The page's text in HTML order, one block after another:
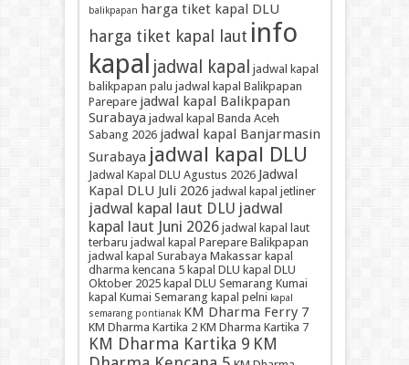
balikpapan harga tiket kapal DLU
harga tiket kapal laut info
kapal jadwal kapal jadwal kapal
balikpapan palu jadwal kapal Balikpapan
Parepare jadwal kapal Balikpapan
Surabaya jadwal kapal Banda Aceh
Sabang 2026 jadwal kapal Banjarmasin
Surabaya jadwal kapal DLU
Jadwal Kapal DLU Agustus 2026 Jadwal
Kapal DLU Juli 2026 jadwal kapal jetliner
jadwal kapal laut DLU jadwal
kapal laut Juni 2026 jadwal kapal laut
terbaru jadwal kapal Parepare Balikpapan
jadwal kapal Surabaya Makassar kapal
dharma kencana 5 kapal DLU kapal DLU
Oktober 2025 kapal DLU Semarang Kumai
kapal Kumai Semarang kapal pelni kapal
semarang pontianak KM Dharma Ferry 7
KM Dharma Kartika 2 KM Dharma Kartika 7
KM Dharma Kartika 9 KM